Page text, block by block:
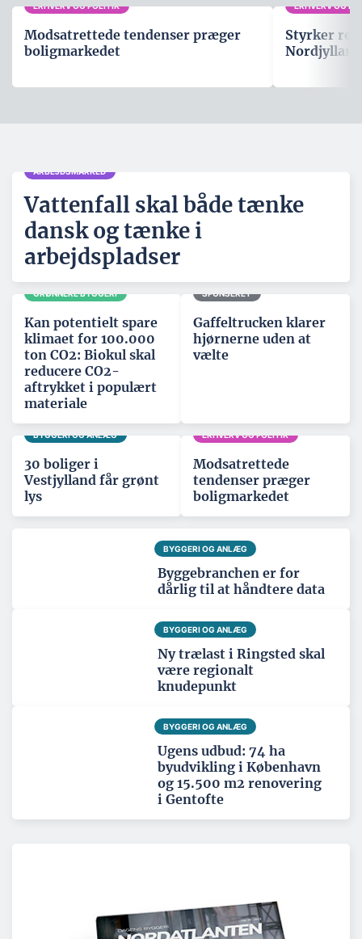
ERHVERV OG POLITIK
Modsatrettede tendenser præger
boligmarkedet
ERHVERV OG
Styrker
Nordjylland
ARBEJDSMARKED
Vattenfall skal både tænke
dansk og tænke i
arbejdspladser
GRØNNERE BYGGERI
Kan potentielt spare
klimaet for 100.000
ton CO2: Biokul skal
reducere CO2-
aftrykket i populært
materiale
SPONSERET
Gaffeltrucken klarer
hjørnerne uden at
vælte
BYGGERI OG ANLÆG
30 boliger i
Vestjylland får grønt
lys
ERHVERV OG POLITIK
Modsatrettede
tendenser præger
boligmarkedet
BYGGERI OG ANLÆG
Byggebranchen er for
dårlig til at håndtere data
BYGGERI OG ANLÆG
Ny trælast i Ringsted skal
være regionalt
knudepunkt
BYGGERI OG ANLÆG
Ugens udbud: 74 ha
byudvikling i København
og 15.500 m2 renovering
i Gentofte